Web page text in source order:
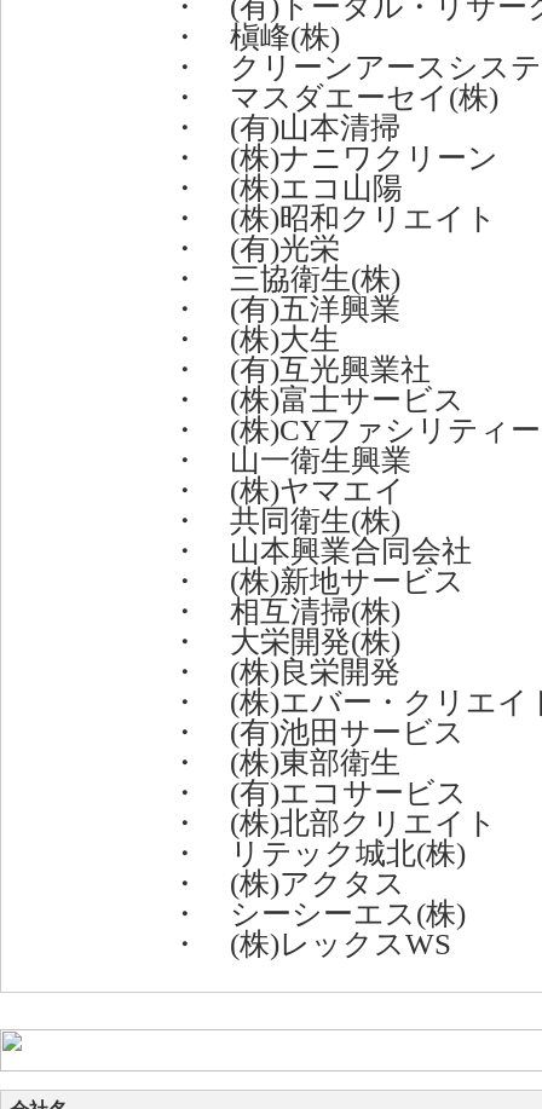
・ (有)トータル・リサー
・ 槇峰(株)
・ クリーンアースシス
・ マスダエーセイ(株)
・ (有)山本清掃
・ (株)ナニワクリーン
・ (株)エコ山陽
・ (株)昭和クリエイト
・ (有)光栄
・ 三協衛生(株)
・ (有)五洋興業
・ (株)大生
・ (有)互光興業社
・ (株)富士サービス
・ (株)CYファシリティ
・ 山一衛生興業
・ (株)ヤマエイ
・ 共同衛生(株)
・ 山本興業合同会社
・ (株)新地サービス
・ 相互清掃(株)
・ 大栄開発(株)
・ (株)良栄開発
・ (株)エバー・クリエイ
・ (有)池田サービス
・ (株)東部衛生
・ (有)エコサービス
・ (株)北部クリエイト
・ リテック城北(株)
・ (株)アクタス
・ シーシーエス(株)
・ (株)レックスWS